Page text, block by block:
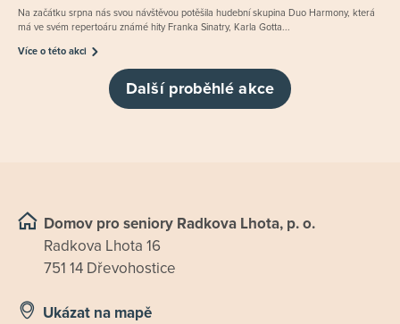
Na začátku srpna nás svou návštěvou potěšila hudební skupina Duo Harmony, která
má ve svém repertoáru známé hity Franka Sinatry, Karla Gotta...
Více o této akci
Další proběhlé akce
Domov pro seniory Radkova Lhota, p. o.
Radkova Lhota 16
751 14 Dřevohostice
Ukázat na mapě